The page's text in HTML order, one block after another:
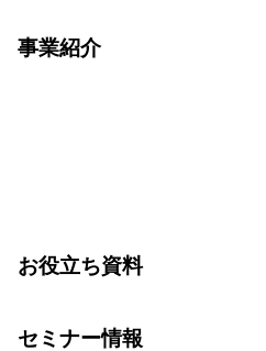
事業紹介
お役立ち資料
セミナー情報